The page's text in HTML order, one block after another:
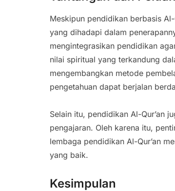
Meskipun pendidikan berbasis
yang dihadapi dalam
mengintegrasikan pendidikan
nilai spiritual yang terkandung
mengembangkan metode
pengetahuan dapat berjalan
Selain itu, pendidikan Al-Qur’an
pengajaran. Oleh karena itu,
lembaga pendidikan Al-Qur’an
yang baik.
Kesimpulan